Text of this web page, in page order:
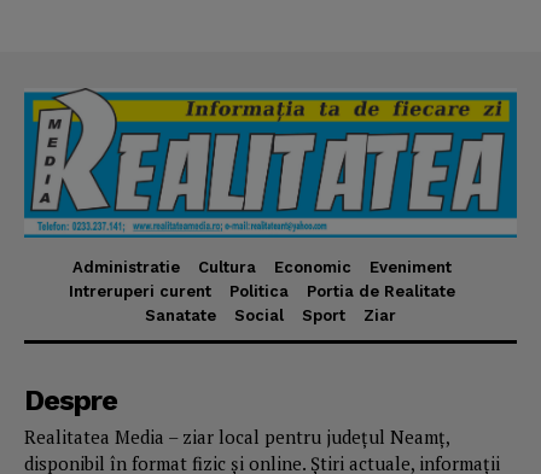
Administratie Cultura Economic
Eveniment
Intreruperi curent
Politica
Portia de Realitate
Sanatate
Social Sport Ziar
Despre
Realitatea Media – ziar local pentru județul Neamț,
disponibil în format fizic și online. Știri actuale, informații